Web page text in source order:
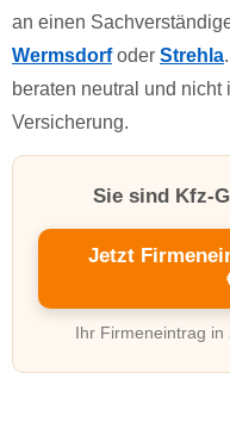
an einen
Wermsdorfoder Strehla
beraten neutral und
Versicherung.
Sie sind Kfz-
Jetzt
Ihr Firmeneintrag